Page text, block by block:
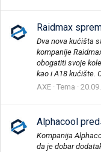
Raidmax
Dva nova kućišta
kompanije
obogatiti svoje
kao i A18 kućište.
AXE Tema
Alphacool
Kompanija
da je dobar